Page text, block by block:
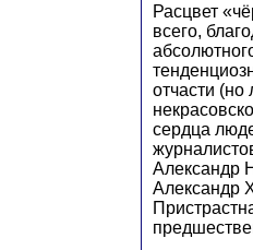
Расцвет
всего,
отчасти (но
сердца
Александр
Александр